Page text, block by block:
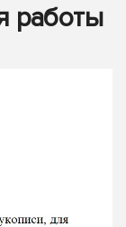
работы